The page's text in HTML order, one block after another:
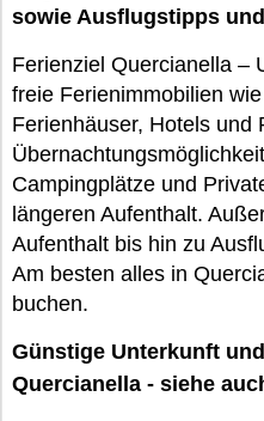
sowie Ausflugstipps
Ferienziel Quercianella –
freie Ferienimmobilien
Ferienhäuser, Hotels und
Campingplätze und
längeren Aufenthalt.
Aufenthalt bis hin zu
Am besten alles in
buchen.
Günstige Unterkunft
Quercianella - siehe